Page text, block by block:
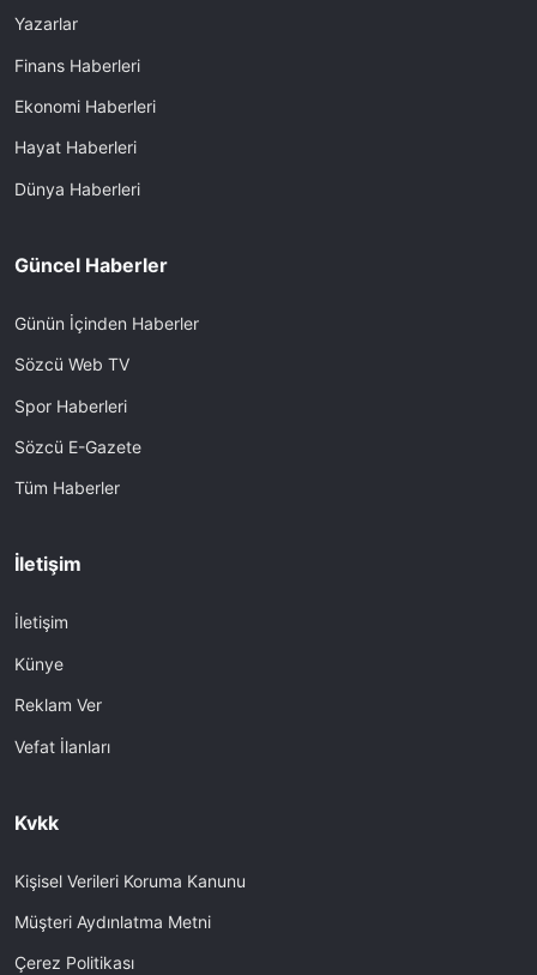
Yazarlar
Finans Haberleri
Ekonomi Haberleri
Hayat Haberleri
Dünya Haberleri
Güncel Haberler
Günün İçinden Haberler
Sözcü Web TV
Spor Haberleri
Sözcü E-Gazete
Tüm Haberler
İletişim
İletişim
Künye
Reklam Ver
Vefat İlanları
Kvkk
Kişisel Verileri Koruma Kanunu
Müşteri Aydınlatma Metni
Çerez Politikası